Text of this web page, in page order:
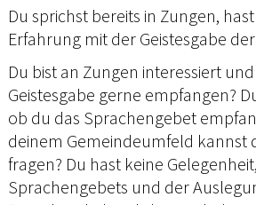
Du sprichst bereits in Zungen,
Erfahrung mit der Geistesgabe
Du bist an Zungen interessiert
Geistesgabe gerne empfangen?
ob du das Sprachengebet
deinem Gemeindeumfeld kannst
fragen? Du hast keine
Sprachengebets und der